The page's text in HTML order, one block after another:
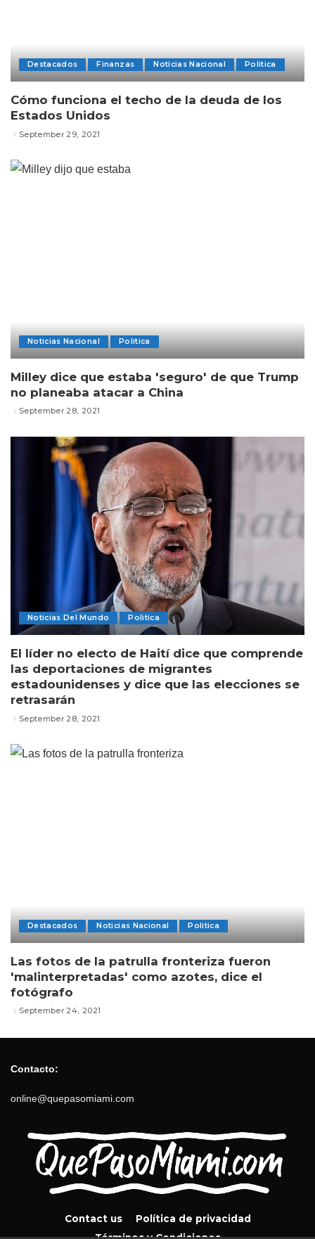
Destacados Finanzas Noticias Nacional Politica
Cómo funciona el techo de la deuda de los
Estados Unidos
September 29, 2021
Noticias Nacional Politica
Milley dice que estaba 'seguro' de que Trump
no planeaba atacar a China
September 28, 2021
Noticias Del Mundo Politica
El líder no electo de Haití dice que comprende
las deportaciones de migrantes
estadounidenses y dice que las elecciones se
retrasarán
September 28, 2021
Destacados Noticias Nacional Politica
Las fotos de la patrulla fronteriza fueron
'malinterpretadas' como azotes, dice el
fotógrafo
September 24, 2021
Contacto:
online@quepasomiami.com
Contact us
Política de privacidad